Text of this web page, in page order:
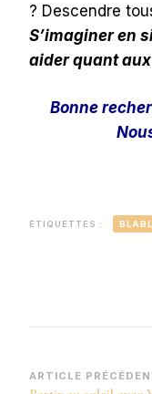
? Descendre
S’imaginer en
aider quant
Bonne
ÉTIQUETTES :
Navigation
ARTICLE